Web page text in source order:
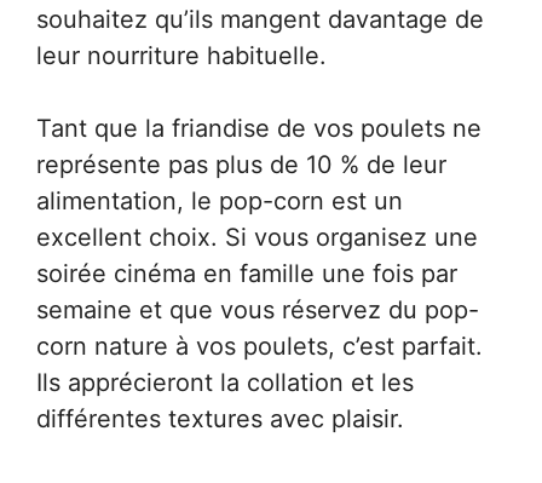
souhaitez qu’ils mangent davantage de
leur nourriture habituelle.
Tant que la friandise de vos poulets ne
représente pas plus de 10 % de leur
alimentation, le pop-corn est un
excellent choix. Si vous organisez une
soirée cinéma en famille une fois par
semaine et que vous réservez du pop-
corn nature à vos poulets, c’est parfait.
Ils apprécieront la collation et les
différentes textures avec plaisir.